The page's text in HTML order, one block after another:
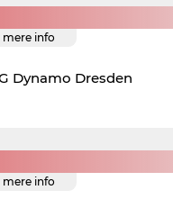
mere info
Dynamo Dresden
mere info